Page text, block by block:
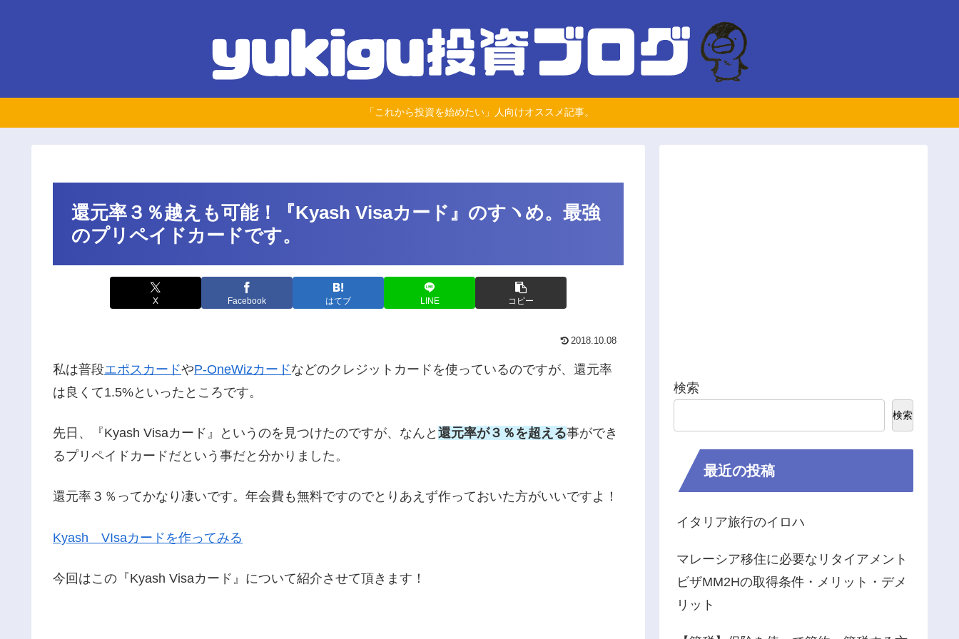
「これから投資を始めたい」人向けオススメ記事。
還元率３％越えも可能！『Kyash Visaカード』のすヽめ。最強
のプリペイドカードです。
X Facebook はてブ LINE コピー
2018.10.08
私は普段エポスカードやP-OneWizカードなどのクレジットカードを使っているのですが、還元率
は良くて1.5%といったところです。
先日、『Kyash Visaカード』というのを見つけたのですが、なんと 還元率が３％を超える事ができ
るプリペイドカードだという事だと分かりました。
還元率３％ってかなり凄いです。年会費も無料ですのでとりあえず作っておいた方がいいですよ！
Kyash VIsaカードを作ってみる
今回はこの『Kyash Visaカード』について紹介させて頂きます！
検索
検索
最近の投稿
イタリア旅行のイロハ
マレーシア移住に必要なリタイアメント
ビザMM2Hの取得条件・メリット・デメ
リット